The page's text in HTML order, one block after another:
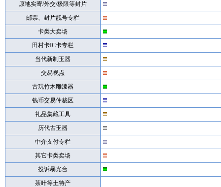
原地实寄/外交/极限等封片
邮票、封片靓号专栏
卡类大卖场
田村卡IC卡专栏
当代新制玉器
交易视点
古玩竹木雕漆器
钱币交易仲裁区
礼品集藏工具
历代古玉器
中介支付专栏
其它卡类卖场
投诉暴光台
茶叶等土特产